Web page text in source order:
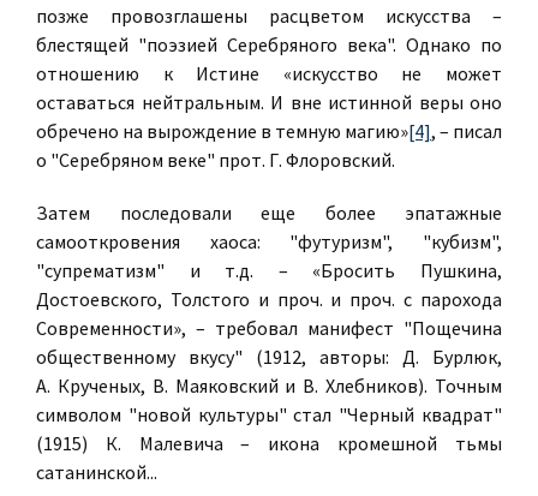
позже провозглашены расцветом искусства –
блестящей "поэзией Серебряного века". Однако по
отношению к Истине «искусство не может
оставаться нейтральным. И вне истинной веры оно
обречено на вырождение в темную магию»[4], – писал
о "Серебряном веке" прот. Г. Флоровский.
Затем последовали еще более эпатажные
самооткровения хаоса: "футуризм", "кубизм",
"супрематизм" и т.д. – «Бросить Пушкина,
Достоевского, Толстого и проч. и проч. с парохода
Современности», – требовал манифест "Пощечина
общественному вкусу" (1912, авторы: Д. Бурлюк,
А. Крученых, В. Маяковский и В. Хлебников). Точным
символом "новой культуры" стал "Черный квадрат"
(1915) К. Малевича – икона кромешной тьмы
сатанинской...